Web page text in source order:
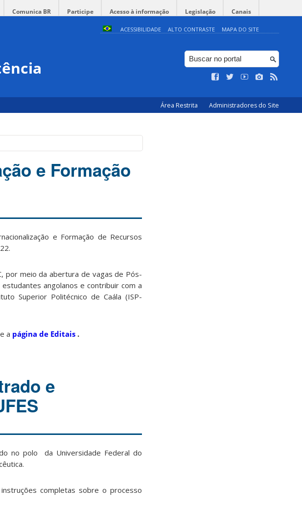
Comunica BR Participe Acesso à informação Legislação Canais
ACESSIBILIDADE ALTO CONTRASTE MAPA DO SITE
Área Restrita Administradores do Site
e Formação
e Formação de Recursos
por meio da abertura de vagas de Pós-
angolanos e contribuir com a
Superior Politécnico de Caála (ISP-
a página de Editais .
e
no polo da Universidade Federal do
completas sobre o processo